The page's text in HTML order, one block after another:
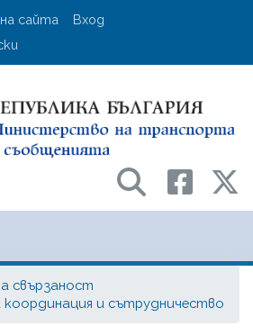
Премини
сайта
Вход
на транспорта
свързаност
и сътрудничество